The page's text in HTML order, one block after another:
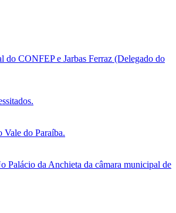
do CONFEP e Jarbas Ferraz (Delegado do
do Paraíba.
da Anchieta da câmara municipal de